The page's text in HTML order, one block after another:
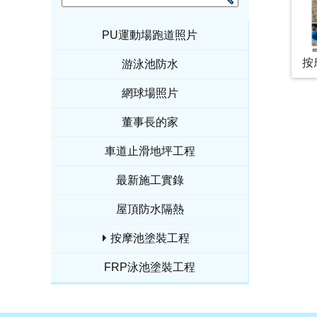
PU運動場跑道照片
游泳池防水
網球場照片
董事長的家
車道止滑地坪工程
最新施工實錄
屋頂防水隔熱
按摩池塗裝工程
FRP泳池塗裝工程
按